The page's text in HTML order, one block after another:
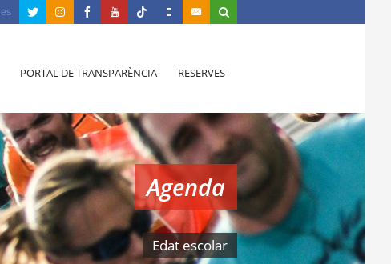
es
PORTAL DE TRANSPARÈNCIA RESERVES
Agenda
Edat escolar